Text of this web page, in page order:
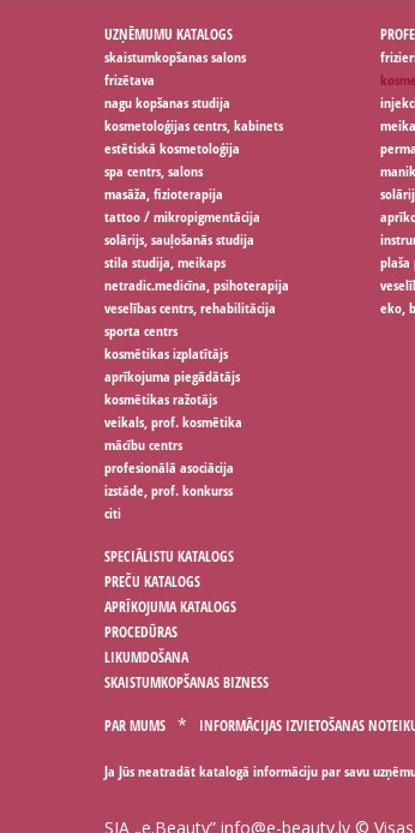
UZŅĒMUMU KATALOGS
skaistumkopšanas salons
frizētava
nagu kopšanas studija
kosmetoloģijas centrs, kabinets
estētiskā kosmetoloģija
spa centrs, salons
masāža, fizioterapija
tattoo / mikropigmentācija
solārijs, sauļošanās studija
stila studija, meikaps
netradic.medicīna, psihoterapija
veselības centrs, rehabilitācija
sporta centrs
kosmētikas izplatītājs
aprīkojuma piegādātājs
kosmētikas ražotājs
veikals, prof. kosmētika
mācību centrs
profesionālā asociācija
izstāde, prof. konkurss
citi
eko,
SPECIĀLISTU KATALOGS
PREČU KATALOGS
APRĪKOJUMA KATALOGS
PROCEDŪRAS
LIKUMDOŠANA
SKAISTUMKOPŠANAS BIZNESS
PAR MUMS INFORMĀCIJAS IZVIETOŠANAS
Ja Jūs neatradāt katalogā informāciju par savu
SIA „e.Beauty” info@e-beauty.lv ©